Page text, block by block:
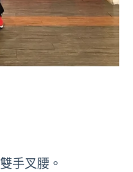
手叉腰。